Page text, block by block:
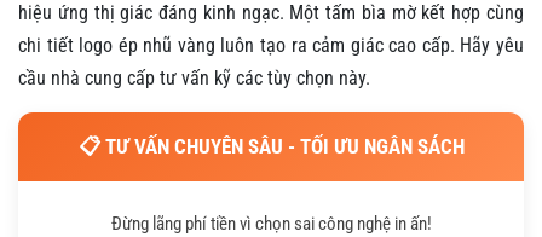
hiệu ứng thị giác đáng kinh ngạc. Một tấm bìa mờ kết hợp cùng
chi tiết logo ép nhũ vàng luôn tạo ra cảm giác cao cấp. Hãy yêu
cầu nhà cung cấp tư vấn kỹ các tùy chọn này.
📋 TƯ VẤN CHUYÊN SÂU - TỐI ƯU NGÂN SÁCH
Đừng lãng phí tiền vì chọn sai công nghệ in ấn!